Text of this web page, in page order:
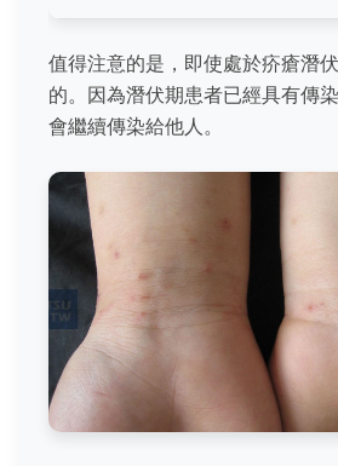
值得注意的是，即使處於疥瘡潛
的。因為潛伏期患者已經具有傳
會繼續傳染給他人。